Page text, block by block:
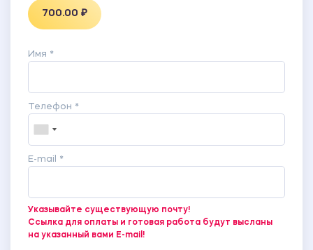
700.00 ₽
Имя *
Телефон *
E-mail *
Указывайте существующую почту!
Ссылка для оплаты и готовая работа будут высланы
на указанный вами E-mail!